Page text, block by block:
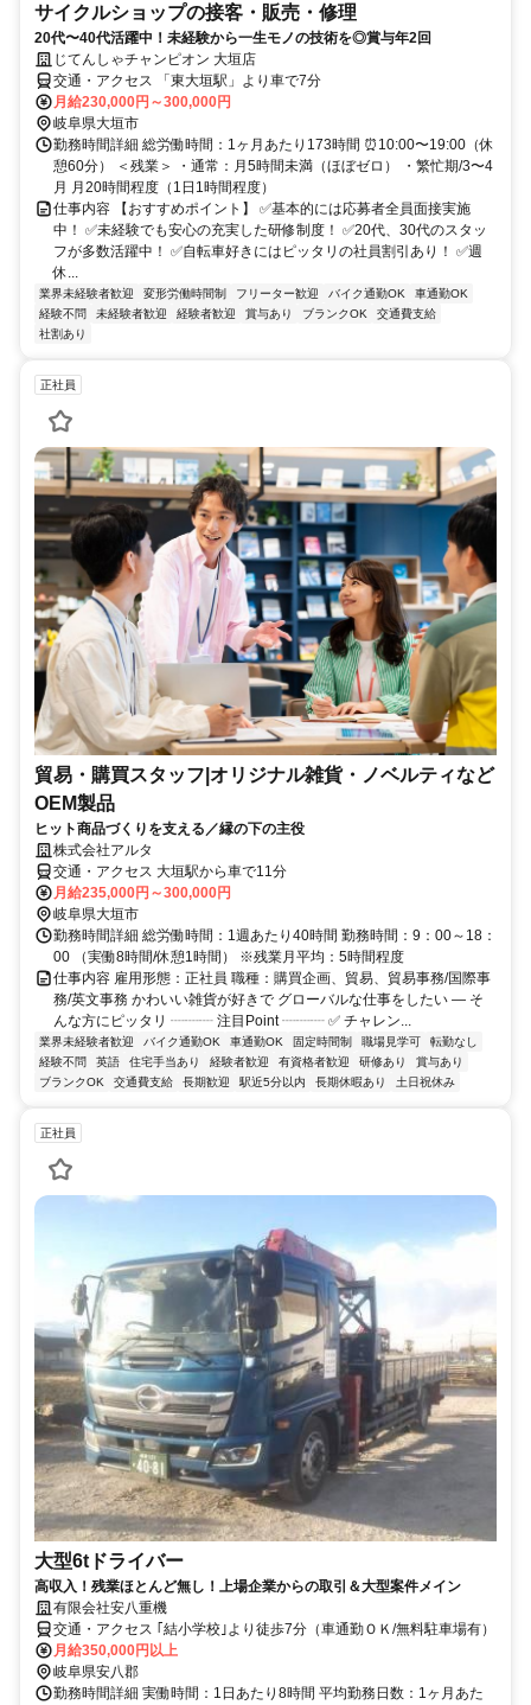
サイクルショップの接客・販売・修理
20代〜40代活躍中！未経験から一生モノの技術を◎賞与年2回
じてんしゃチャンピオン 大垣店
交通・アクセス 「東大垣駅」より車で7分
月給230,000円～300,000円
岐阜県大垣市
勤務時間詳細 総労働時間：1ヶ月あたり173時間 ⏰10:00〜19:00（休
憩60分） ＜残業＞ ・通常：月5時間未満（ほぼゼロ） ・繁忙期/3〜4
月 月20時間程度（1日1時間程度）
仕事内容 【おすすめポイント】 ✅基本的には応募者全員面接実施
中！ ✅未経験でも安心の充実した研修制度！ ✅20代、30代のスタッ
フが多数活躍中！ ✅自転車好きにはピッタリの社員割引あり！ ✅週
休...
業界未経験者歓迎 変形労働時間制 フリーター歓迎 バイク通勤OK
車通勤OK
経験不問
未経験者歓迎 経験者歓迎 賞与あり ブランクOK
交通費支給
社割あり
正社員
貿易・購買スタッフ|オリジナル雑貨・ノベルティなど
OEM製品
ヒット商品づくりを支える／縁の下の主役
株式会社アルタ
交通・アクセス 大垣駅から車で11分
月給235,000円～300,000円
岐阜県大垣市
勤務時間詳細 総労働時間：1週あたり40時間 勤務時間：9：00～18：
00 （実働8時間/休憩1時間） ※残業月平均：5時間程度
仕事内容 雇用形態：正社員 職種：購買企画、貿易、貿易事務/国際事
務/英文事務 かわいい雑貨が好きで グローバルな仕事をしたい ― そ
んな方にピッタリ ┈┈┈ 注目Point ┈┈┈ ✅ チャレン...
業界未経験者歓迎 バイク通勤OK 車通勤OK 固定時間制 職場見学可
転勤なし
経験不問
英語 住宅手当あり 経験者歓迎 有資格者歓迎 研修あり
賞与あり
ブランクOK
交通費支給 長期歓迎 駅近5分以内 長期休暇あり 土日祝休み
正社員
大型6tドライバー
高収入！残業ほとんど無し！上場企業からの取引＆大型案件メイン
有限会社安八重機
交通・アクセス ｢結小学校｣より徒歩7分（車通勤ＯＫ/無料駐車場有）
月給350,000円以上
岐阜県安八郡
勤務時間詳細 実働時間：1日あたり8時間 平均勤務日数：1ヶ月あた